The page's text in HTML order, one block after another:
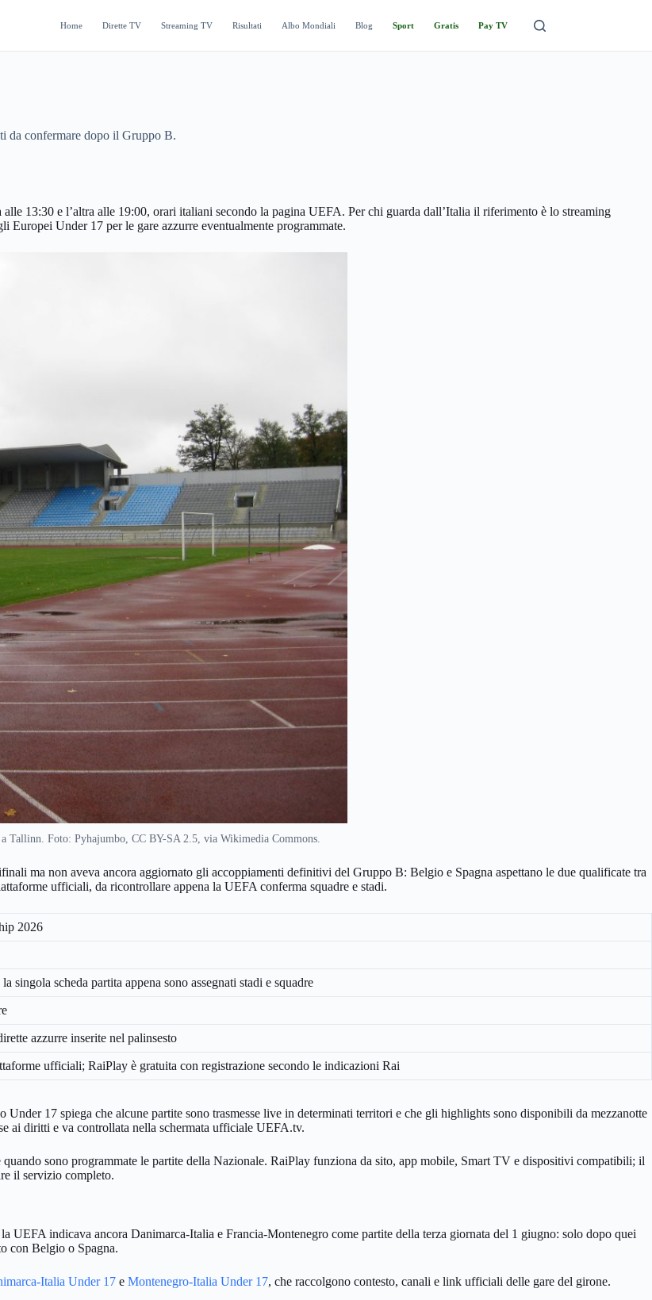
Home Dirette TV Streaming TV Risultati Albo Mondiali Blog Sport Gratis Pay TV
da confermare dopo il Gruppo B.
13:30 e l’altra alle 19:00, orari italiani secondo la pagina UEFA. Per chi guarda dall’Italia il riferimento è lo streaming
Under 17 per le gare azzurre eventualmente programmate.
Tallinn. Foto: Pyhajumbo, CC BY-SA 2.5, via Wikimedia Commons.
ma non aveva ancora aggiornato gli accoppiamenti definitivi del Gruppo B: Belgio e Spagna aspettano le due qualificate tra
ufficiali, da ricontrollare appena la UEFA conferma squadre e stadi.
2026
singola scheda partita appena sono assegnati stadi e squadre
azzurre inserite nel palinsesto
ufficiali; RaiPlay è gratuita con registrazione secondo le indicazioni Rai
Under 17 spiega che alcune partite sono trasmesse live in determinati territori e che gli highlights sono disponibili da mezzanotte
ai diritti e va controllata nella schermata ufficiale UEFA.tv.
sono programmate le partite della Nazionale. RaiPlay funziona da sito, app mobile, Smart TV e dispositivi compatibili; il
il servizio completo.
indicava ancora Danimarca-Italia e Francia-Montenegro come partite della terza giornata del 1 giugno: solo dopo quei
con Belgio o Spagna.
Italia Under 17 e Montenegro-Italia Under 17, che raccolgono contesto, canali e link ufficiali delle gare del girone.